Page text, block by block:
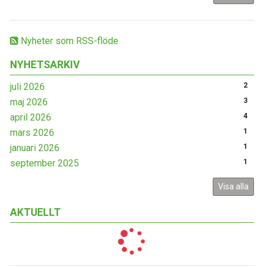
Nyheter som RSS-flöde
NYHETSARKIV
juli 2026 2
maj 2026 3
april 2026 4
mars 2026 1
januari 2026 1
september 2025 1
Visa alla
AKTUELLT